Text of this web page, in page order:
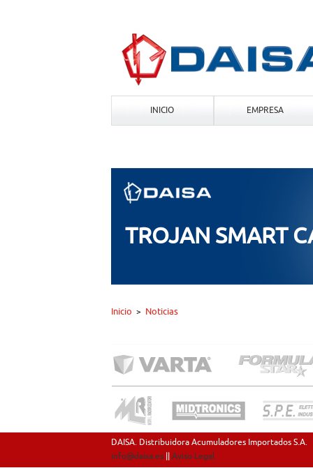
INICIO EMPRESA
TROJAN SMART
Inicio > Noticias
DAISA. Distribuidora Acumuladores Importados S.A.
info@daisa.es|| Aviso Legal